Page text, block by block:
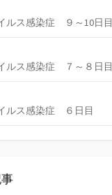
ルス感染症 ９～10日目
ルス感染症 ７～８日目
ルス感染症 ６日目